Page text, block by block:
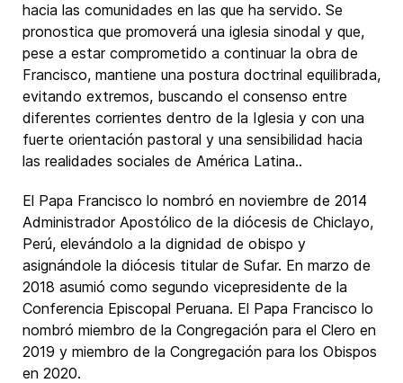
hacia las comunidades en las que ha servido. Se
pronostica que promoverá una iglesia sinodal y que,
pese a estar comprometido a continuar la obra de
Francisco, mantiene una postura doctrinal equilibrada,
evitando extremos, buscando el consenso entre
diferentes corrientes dentro de la Iglesia y con una
fuerte orientación pastoral y una sensibilidad hacia
las realidades sociales de América Latina..
El Papa Francisco lo nombró en noviembre de 2014
Administrador Apostólico de la diócesis de Chiclayo,
Perú, elevándolo a la dignidad de obispo y
asignándole la diócesis titular de Sufar. En marzo de
2018 asumió como segundo vicepresidente de la
Conferencia Episcopal Peruana. El Papa Francisco lo
nombró miembro de la Congregación para el Clero en
2019 y miembro de la Congregación para los Obispos
en 2020.